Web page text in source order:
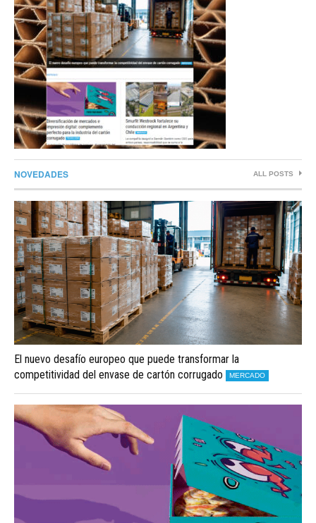
NOVEDADES ALL POSTS
El nuevo desafío europeo que puede transformar la
competitividad del envase de cartón corrugado
MERCADO